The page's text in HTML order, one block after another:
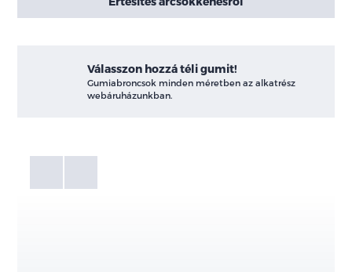
Válasszon hozzá téli gumit!
Gumiabroncsok minden méretben az alkatrész
webáruházunkban.
Galéria